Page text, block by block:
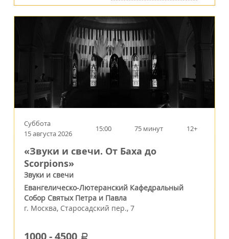
Суббота
15 августа 2026
15:00 75 минут 12+
«Звуки и свечи. От Баха до
Scorpions»
Звуки и свечи
Евангелическо-Лютеранский Кафедральный
Собор Святых Петра и Павла
г. Москва, Старосадский пер., 7
1000-4500 a